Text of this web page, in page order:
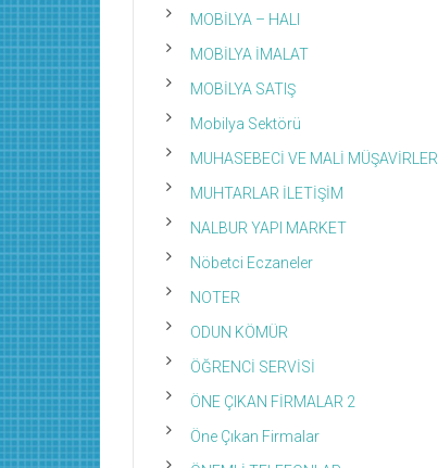
MOBİLYA – HALI
MOBİLYA İMALAT
MOBİLYA SATIŞ
Mobilya Sektörü
MUHASEBECİ VE MALİ MÜŞAVİRLER
MUHTARLAR İLETİŞİM
NALBUR YAPI MARKET
Nöbetci Eczaneler
NOTER
ODUN KÖMÜR
ÖĞRENCİ SERVİSİ
ÖNE ÇIKAN FİRMALAR 2
Öne Çıkan Firmalar